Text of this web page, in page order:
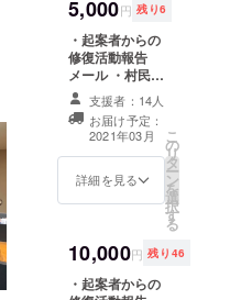
ファンディ
ングを結
成。
渡邉大貴
カンボジア
在住7年。プ
ノンペンに
て教育事業
2018年チョ
ンボック村
5,000円 残り6
・起案者からの
修復活動報告
メール ・村民か
らのお礼の動画
※リターンのお届
けスケジュール
は、村の復興ス
ケジュールによ
り変動します。
支援者：14人
お届け予定：
2021年03月
詳細を見る
こ
の
リ
タ
ー
ン
を
選
択
す
る
10,000円 残り46
・起案者からの